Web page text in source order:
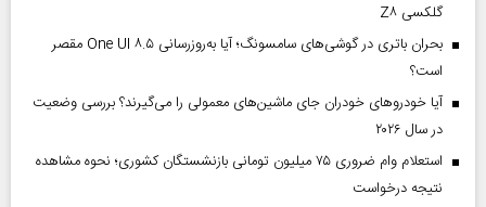
گلکسی Z۸
بحران باتری در گوشی‌های سامسونگ؛ آیا به‌روزرسانی One UI ۸.۵ مقصر
است؟
آیا خودروهای خودران جای ماشین‌های معمولی را می‌گیرند؟ بررسی وضعیت
در سال ۲۰۲۶
استعلام وام ضروری ۷۵ میلیون تومانی بازنشستگان کشوری؛ نحوه مشاهده
نتیجه درخواست